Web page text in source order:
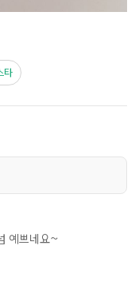
타
예쁘네요~